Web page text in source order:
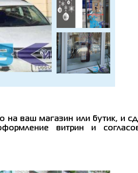
на ваш магазин или бутик, и
витрин и